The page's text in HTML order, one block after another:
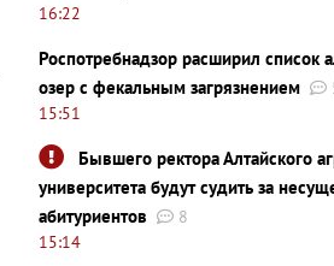
16:22
Роспотребнадзор расширил список
озер с фекальным загрязнением
15:51
Бывшего ректора Алтайского
университета будут судить за
абитуриентов
8
15:14